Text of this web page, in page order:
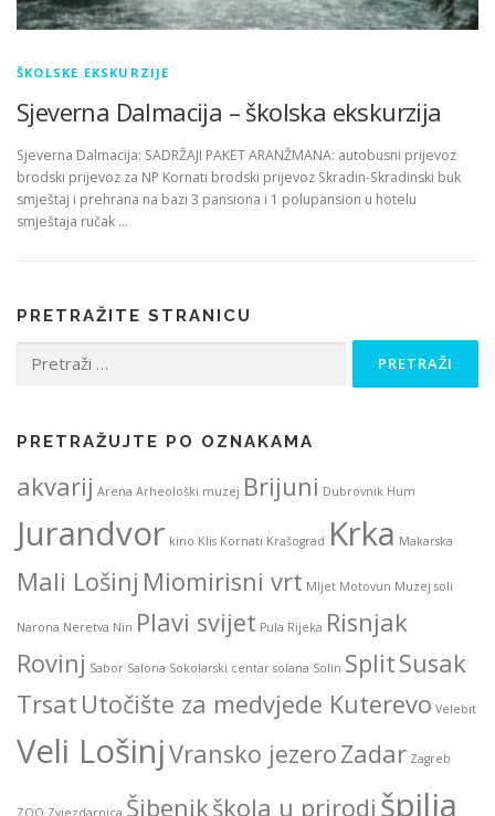
ŠKOLSKE EKSKURZIJE
Sjeverna Dalmacija – školska ekskurzija
Sjeverna Dalmacija: SADRŽAJI PAKET ARANŽMANA: autobusni prijevoz
brodski prijevoz za NP Kornati brodski prijevoz Skradin-Skradinski buk
smještaj i prehrana na bazi 3 pansiona i 1 polupansion u hotelu
smještaja ručak …
PRETRAŽITE STRANICU
PRETRAŽUJTE PO OZNAKAMA
akvarij Arena Arheološki muzej Brijuni Dubrovnik Hum
Jurandvor kino Klis Kornati Krašograd Krka Makarska
Mali Lošinj Miomirisni vrt Mljet Motovun Muzej soli
Narona Neretva Nin Plavi svijet Pula Rijeka Risnjak
Rovinj Sabor Salona Sokolarski centar solana Solin SplitSusak
Trsat Utočište za medvjede Kuterevo Velebit
Veli LošinjVransko jezeroZadar Zagreb
Šibenikškola u prirodi špilja